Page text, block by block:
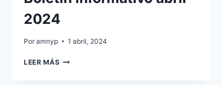
2024
Poramnyp 1 abril, 2024
LEER MÁS BOLETÍN